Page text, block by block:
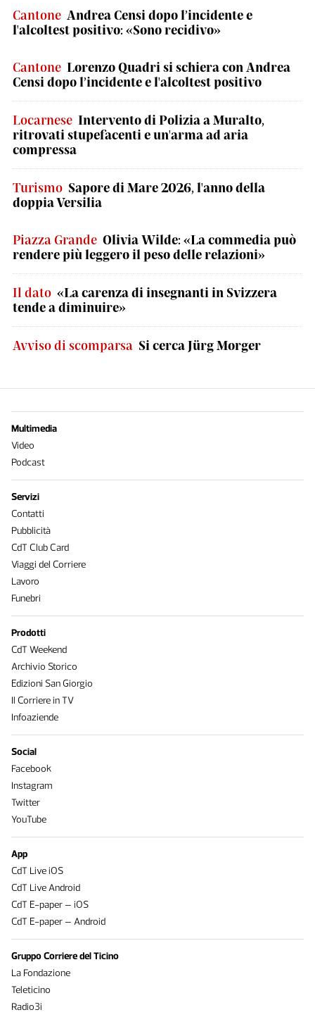
Cantone Andrea Censi dopo l’incidente e
l'alcoltest positivo: «Sono recidivo»
Cantone Lorenzo Quadri si schiera con Andrea
Censi dopo l’incidente e l'alcoltest positivo
Locarnese Intervento di Polizia a Muralto,
ritrovati stupefacenti e un'arma ad aria
compressa
Turismo Sapore di Mare 2026, l'anno della
doppia Versilia
Piazza Grande Olivia Wilde: «La commedia può
rendere più leggero il peso delle relazioni»
Il dato «La carenza di insegnanti in Svizzera
tende a diminuire»
Avviso di scomparsa Si cerca Jürg Morger
Multimedia
Video
Podcast
Servizi
Contatti
Pubblicità
CdT Club Card
Viaggi del Corriere
Lavoro
Funebri
Prodotti
CdT Weekend
Archivio Storico
Edizioni San Giorgio
Il Corriere in TV
Infoaziende
Social
Facebook
Instagram
Twitter
YouTube
App
CdT Live iOS
CdT Live Android
CdT E-paper – iOS
CdT E-paper – Android
Gruppo Corriere del Ticino
La Fondazione
Teleticino
Radio3i